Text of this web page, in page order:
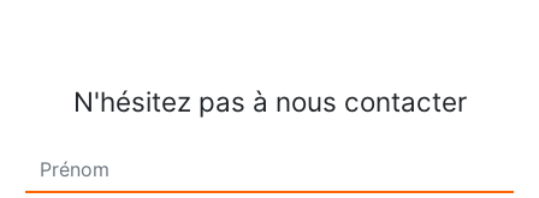
N'hésitez pas à nous contacter